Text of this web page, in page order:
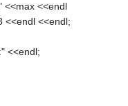
<<max <<endl
<<endl <<endl;
<<endl;